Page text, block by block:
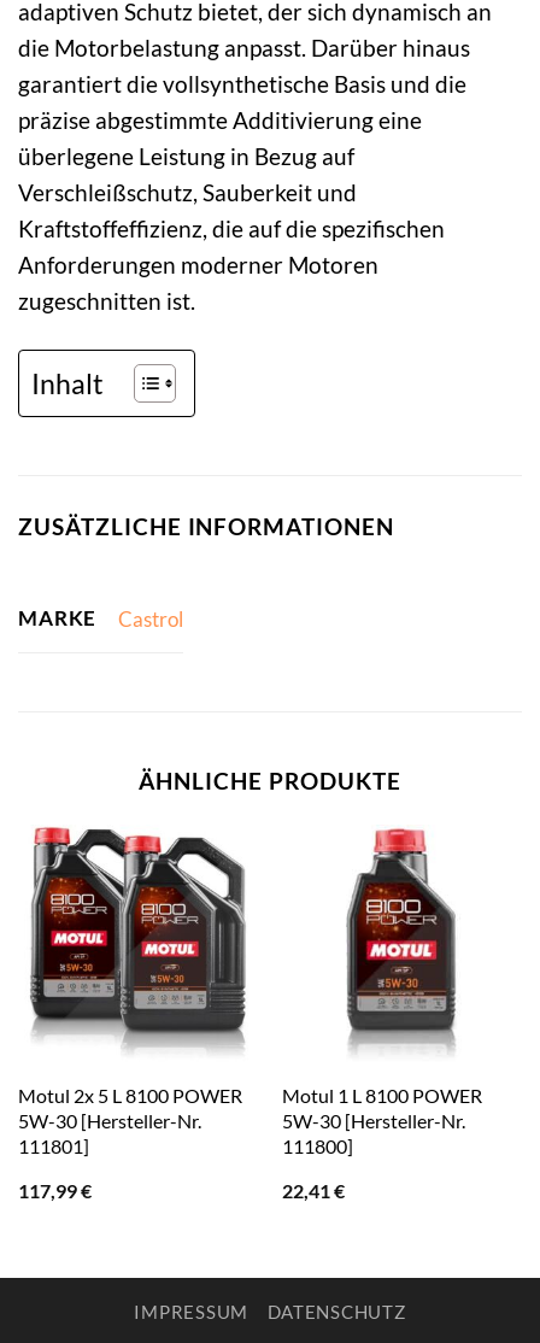
adaptiven Schutz bietet, der sich dynamisch an
die Motorbelastung anpasst. Darüber hinaus
garantiert die vollsynthetische Basis und die
präzise abgestimmte Additivierung eine
überlegene Leistung in Bezug auf
Verschleißschutz, Sauberkeit und
Kraftstoffeffizienz, die auf die spezifischen
Anforderungen moderner Motoren
zugeschnitten ist.
Inhalt
ZUSÄTZLICHE INFORMATIONEN
MARKE Castrol
ÄHNLICHE PRODUKTE
Motul 2x 5 L 8100 POWER
5W-30 [Hersteller-Nr.
111801]
117,99€
Motul 1 L 8100 POWER
5W-30 [Hersteller-Nr.
111800]
22,41€
IMPRESSUM DATENSCHUTZ